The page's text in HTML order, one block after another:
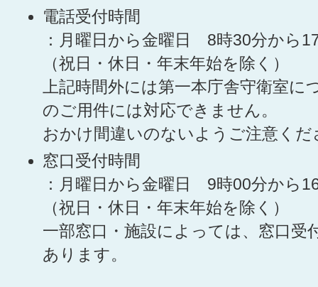
電話受付時間
：月曜日から金曜日 8時30分から
（祝日・休日・年末年始を除く）
上記時間外には第一本庁舎守衛室に
のご用件には対応できません。
おかけ間違いのないようご注意くだ
窓口受付時間
：月曜日から金曜日 9時00分から
（祝日・休日・年末年始を除く）
一部窓口・施設によっては、窓口受
あります。